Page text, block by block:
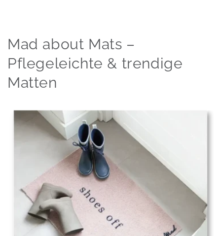
Mad about Mats –
Pflegeleichte & trendige
Matten